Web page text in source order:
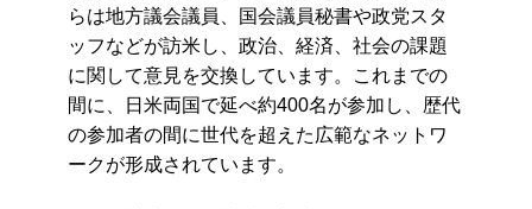
らは地方議会議員、国会議員秘書や政党スタ
ッフなどが訪米し、政治、経済、社会の課題
に関して意見を交換しています。これまでの
間に、日米両国で延べ約400名が参加し、歴代
の参加者の間に世代を超えた広範なネットワ
ークが形成されています。